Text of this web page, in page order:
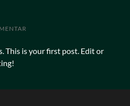
This is your first post. Edit or